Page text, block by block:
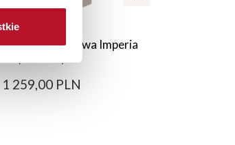
prawa Imperia
1 259,00 PLN